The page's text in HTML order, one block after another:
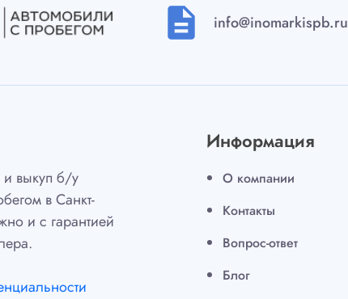
description info@inomarkispb.ru
выкуп б/у
в Санкт-
и с гарантией
Информация
О компании
Контакты
Вопрос-ответ
Блог